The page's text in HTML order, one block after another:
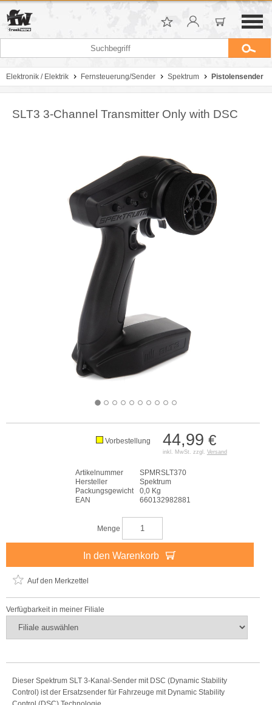
Elektronik / Elektrik Fernsteuerung/Sender Spektrum Pistolensender
SLT3 3-Channel Transmitter Only with DSC
44,99 €
inkl. MwSt. zzgl. Versand
Vorbestellung
Artikelnummer
SPMRSLT370
Hersteller
Spektrum
Packungsgewicht
0,0 Kg
EAN
660132982881
Menge
In den Warenkorb
Auf den Merkzettel
Verfügbarkeit in meiner Filiale
Dieser Spektrum SLT 3-Kanal-Sender mit DSC (Dynamic Stability
Control) ist der Ersatzsender für Fahrzeuge mit Dynamic Stability